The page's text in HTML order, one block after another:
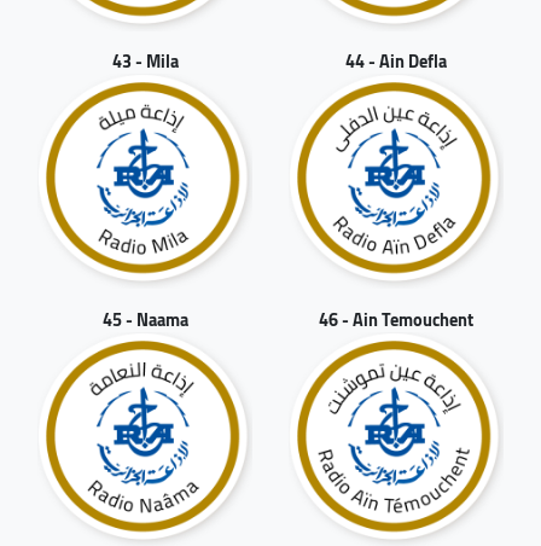
43 - Mila 44 - Ain Defla
45 - Naama 46 - Ain Temouchent